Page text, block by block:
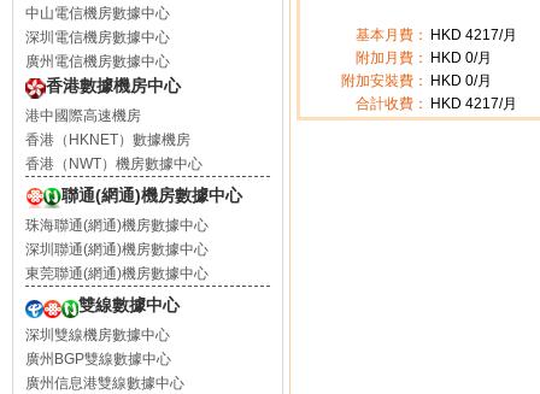
中山電信機房數據中心
深圳電信機房數據中心
廣州電信機房數據中心
香港數據機房中心
港中國際高速機房
香港（HKNET）數據機房
香港（NWT）機房數據中心
聯通(網通)機房數據中心
珠海聯通(網通)機房數據中心
深圳聯通(網通)機房數據中心
東莞聯通(網通)機房數據中心
雙線數據中心
深圳雙線機房數據中心
廣州BGP雙線數據中心
廣州信息港雙線數據中心
基本月費： HKD 4217/月
附加月費：
HKD 0/月
附加安裝費：
HKD 0/月
合計收費：
HKD 4217/月